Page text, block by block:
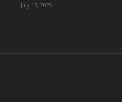
July 13, 2025